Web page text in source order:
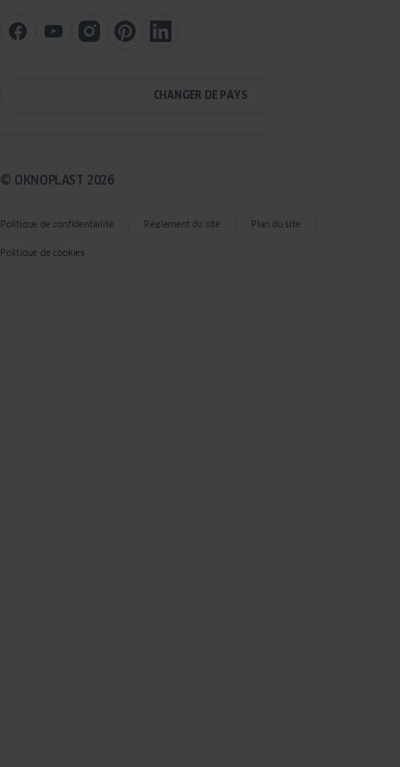
CHANGER DE PAYS
© OKNOPLAST 2026
Politique de confidentialité Règlement du site Plan du site
Politique de cookies